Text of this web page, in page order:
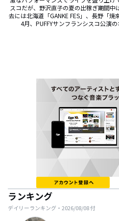
スコだが、野沢直子の夏の出稼ぎ期間
去には北海道「GANKE FES」、長野「
4月、PUFFYサンフランシスコ公演の
ランキング
デイリーランキング・ 2026/08/08付